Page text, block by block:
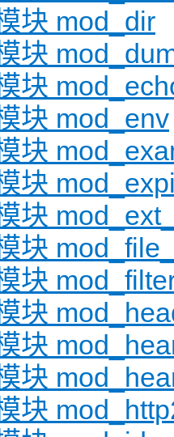
块 mod_dir
块
块
块 mod_env
块
块
块
块
块
块
块
块
块